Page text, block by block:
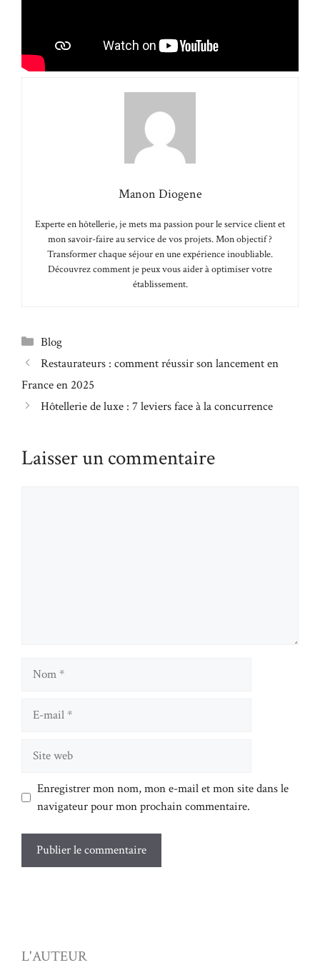
Manon Diogene
Experte en hôtellerie, je mets ma passion pour le service client et
mon savoir-faire au service de vos projets. Mon objectif ?
Transformer chaque séjour en une expérience inoubliable.
Découvrez comment je peux vous aider à optimiser votre
établissement.
Catégories
Blog
Restaurateurs : comment réussir son lancement en
France en 2025
Hôtellerie de luxe : 7 leviers face à la concurrence
Laisser un commentaire
mail
web
Enregistrer mon nom, mon e-mail et mon site dans le
navigateur pour mon prochain commentaire.
L'AUTEUR